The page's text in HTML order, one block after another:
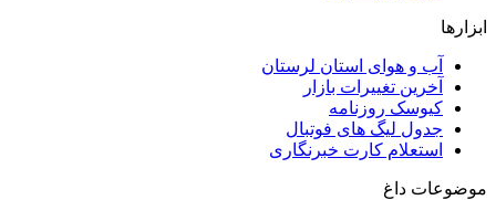
ابزارها
آب و هوای استان لرستان
آخرین تغییرات بازار
کیوسک روزنامه
جدول لیگ های فوتبال
استعلام کارت خبرنگاری
موضوعات داغ